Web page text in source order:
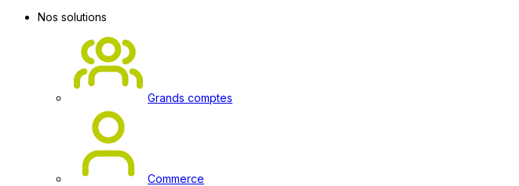
Nos solutions
Grands comptes
Commerce